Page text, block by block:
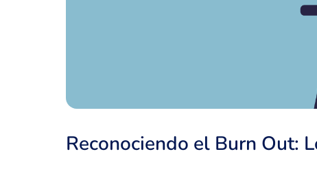
Reconociendo el Burn Out: